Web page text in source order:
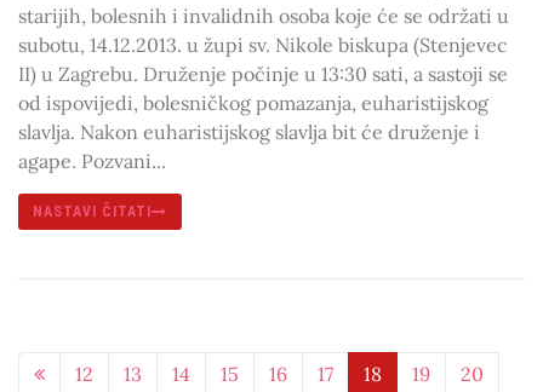
starijih, bolesnih i invalidnih osoba koje će se održati u
subotu, 14.12.2013. u župi sv. Nikole biskupa (Stenjevec
II) u Zagrebu. Druženje počinje u 13:30 sati, a sastoji se
od ispovijedi, bolesničkog pomazanja, euharistijskog
slavlja. Nakon euharistijskog slavlja bit će druženje i
agape. Pozvani...
NASTAVI ČITATI
12 13 14 15 16 17 18 19
20